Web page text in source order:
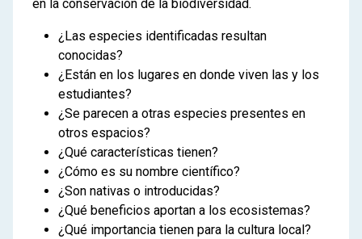
en la conservación de la biodiversidad.
¿Las especies identificadas resultan
conocidas?
¿Están en los lugares en donde viven las y los
estudiantes?
¿Se parecen a otras especies presentes en
otros espacios?
¿Qué características tienen?
¿Cómo es su nombre científico?
¿Son nativas o introducidas?
¿Qué beneficios aportan a los ecosistemas?
¿Qué importancia tienen para la cultura local?